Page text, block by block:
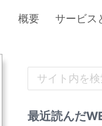
概要 サービス
最近読んだ